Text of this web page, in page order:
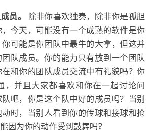
员。
除非你喜欢独奏，除非你是孤胆
今天，可能没有一个成熟的软件是你
可能是你团队中最牛的大拿，但这并
队成员。你的能力只有放到一个团队
和你的团队成员交流中有礼貌吗？你
，并且大家都喜欢和你在一起讨论问
吧，你是这个队中好的成员吗？当别
时，当别人看到你的传球和接球和抢
因为你的动作受到鼓舞吗？